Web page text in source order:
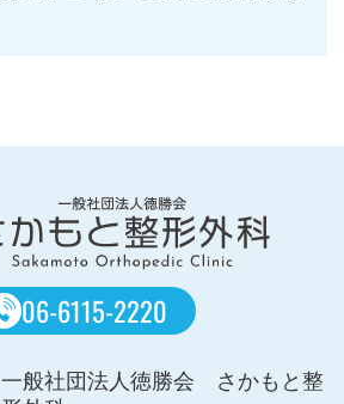
06-6115-2220
一般社団法人徳勝会 さかもと整